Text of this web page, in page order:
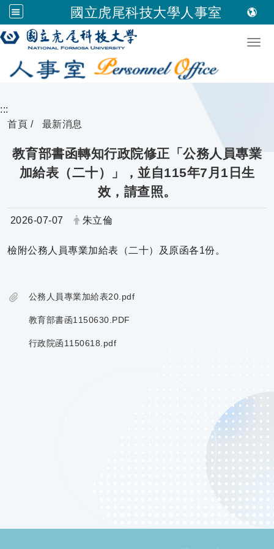
國立虎尾科技大學人事室
跳到主要內容
:::
首頁
最新消息
教育部書函轉知行政院修正「公務人員專業
加給表（二十）」，並自115年7月1日生
效，請查照。
日期：
2026-07-07 發布者：
朱立倫
檢附公務人員專業加給表（二十）及原函各1份。
公務人員專業加給表20.pdf
教育部書函1150630.PDF
行政院函1150618.pdf